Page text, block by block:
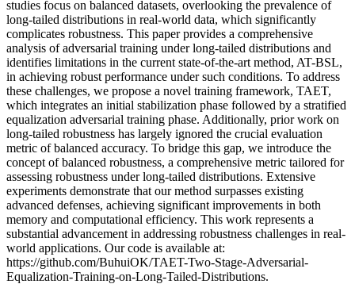
studies focus on balanced datasets, overlooking the prevalence of
long-tailed distributions in real-world data, which significantly
complicates robustness. This paper provides a comprehensive
analysis of adversarial training under long-tailed distributions and
identifies limitations in the current state-of-the-art method, AT-BSL,
in achieving robust performance under such conditions. To address
these challenges, we propose a novel training framework, TAET,
which integrates an initial stabilization phase followed by a stratified
equalization adversarial training phase. Additionally, prior work on
long-tailed robustness has largely ignored the crucial evaluation
metric of balanced accuracy. To bridge this gap, we introduce the
concept of balanced robustness, a comprehensive metric tailored for
assessing robustness under long-tailed distributions. Extensive
experiments demonstrate that our method surpasses existing
advanced defenses, achieving significant improvements in both
memory and computational efficiency. This work represents a
substantial advancement in addressing robustness challenges in real-
world applications. Our code is available at:
https://github.com/BuhuiOK/TAET-Two-Stage-Adversarial-
Equalization-Training-on-Long-Tailed-Distributions.